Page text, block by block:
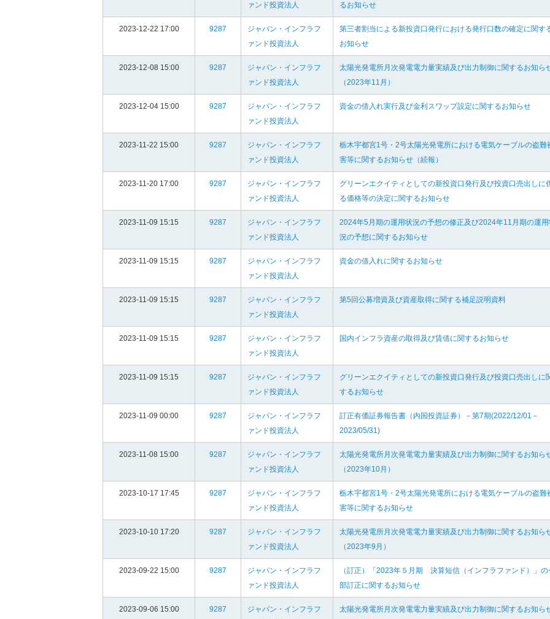
ァンド投資法人
るお知らせ
2023-12-22 17:00 9287
ジャパン・インフラフ
ァンド投資法人
第三者割当による新投資口発行における発行口数の確定に関す
お知らせ
2023-12-08 15:00 9287
ジャパン・インフラフ
ァンド投資法人
太陽光発電所月次発電電力量実績及び出力制御に関するお知ら
（2023年11月）
2023-12-04 15:00 9287
ジャパン・インフラフ
ァンド投資法人
資金の借入れ実行及び金利スワップ設定に関するお知らせ
2023-11-22 15:00 9287
ジャパン・インフラフ
ァンド投資法人
栃木宇都宮1号・2号太陽光発電所における電気ケーブルの盗難
害等に関するお知らせ（続報）
2023-11-20 17:00 9287
ジャパン・インフラフ
ァンド投資法人
グリーンエクイティとしての新投資口発行及び投資口売出しに
る価格等の決定に関するお知らせ
2023-11-09 15:15 9287
ジャパン・インフラフ
ァンド投資法人
2024年5月期の運用状況の予想の修正及び2024年11月期の運用
況の予想に関するお知らせ
2023-11-09 15:15 9287
ジャパン・インフラフ
ァンド投資法人
資金の借入れに関するお知らせ
2023-11-09 15:15 9287
ジャパン・インフラフ
ァンド投資法人
第5回公募増資及び資産取得に関する補足説明資料
2023-11-09 15:15 9287
ジャパン・インフラフ
ァンド投資法人
国内インフラ資産の取得及び賃借に関するお知らせ
2023-11-09 15:15 9287
ジャパン・インフラフ
ァンド投資法人
グリーンエクイティとしての新投資口発行及び投資口売出しに
するお知らせ
2023-11-09 00:00 9287
ジャパン・インフラフ
ァンド投資法人
訂正有価証券報告書（内国投資証券）－第7期(2022/12/01－
2023/05/31)
2023-11-08 15:00 9287
ジャパン・インフラフ
ァンド投資法人
太陽光発電所月次発電電力量実績及び出力制御に関するお知ら
（2023年10月）
2023-10-17 17:45 9287
ジャパン・インフラフ
ァンド投資法人
栃木宇都宮1号・2号太陽光発電所における電気ケーブルの盗難
害等に関するお知らせ
2023-10-10 17:20 9287
ジャパン・インフラフ
ァンド投資法人
太陽光発電所月次発電電力量実績及び出力制御に関するお知ら
（2023年9月）
2023-09-22 15:00 9287
ジャパン・インフラフ
ァンド投資法人
（訂正）「2023年５月期 決算短信（インフラファンド）」の
部訂正に関するお知らせ
2023-09-06 15:00 9287
ジャパン・インフラフ
太陽光発電所月次発電電力量実績及び出力制御に関するお知ら